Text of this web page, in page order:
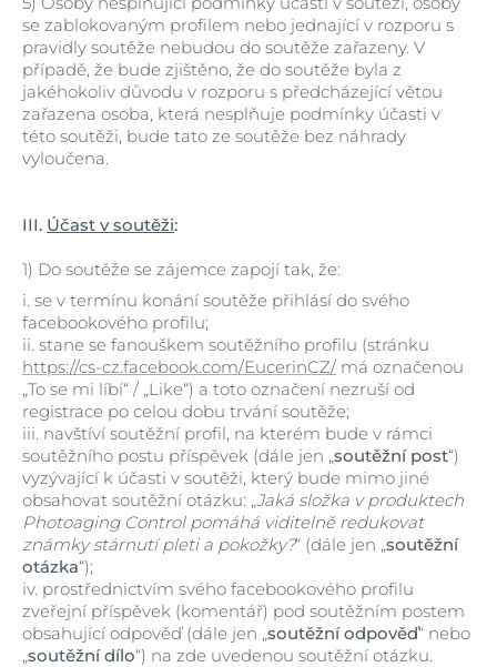
se zablokovaným profilem nebo jednající v rozporu s
pravidly soutěže nebudou do soutěže zařazeny. V
případě, že bude zjištěno, že do soutěže byla z
jakéhokoliv důvodu v rozporu s předcházející větou
zařazena osoba, která nesplňuje podmínky účasti v
této soutěži, bude tato ze soutěže bez náhrady
vyloučena.
III. Účast v soutěži:
1) Do soutěže se zájemce zapojí tak, že:
i. se v termínu konání soutěže přihlásí do svého
facebookového profilu;
ii. stane se fanouškem soutěžního profilu (stránku
https://cs-cz.facebook.com/EucerinCZ/ má označenou
„To se mi líbí“ / „Like“) a toto označení nezruší od
registrace po celou dobu trvání soutěže;
iii. navštíví soutěžní profil, na kterém bude v rámci
soutěžního postu příspěvek (dále jen „soutěžní post“)
vyzývající k účasti v soutěži, který bude mimo jiné
obsahovat soutěžní otázku: „Jaká složka v produktech
Photoaging Control pomáhá viditelně redukovat
známky stárnutí pleti a pokožky?“ (dále jen „soutěžní
otázka“);
iv. prostřednictvím svého facebookového profilu
zveřejní příspěvek (komentář) pod soutěžním postem
obsahující odpověď (dále jen „soutěžní odpověď“ nebo
„soutěžní dílo“) na zde uvedenou soutěžní otázku.